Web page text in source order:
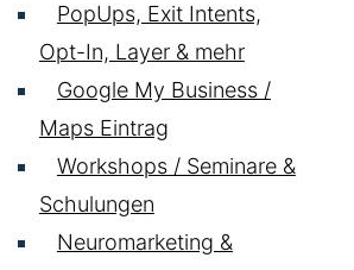
PopUps, Exit Intents,
Opt-In, Layer & mehr
Google My Business /
Maps Eintrag
Workshops / Seminare &
Schulungen
Neuromarketing &